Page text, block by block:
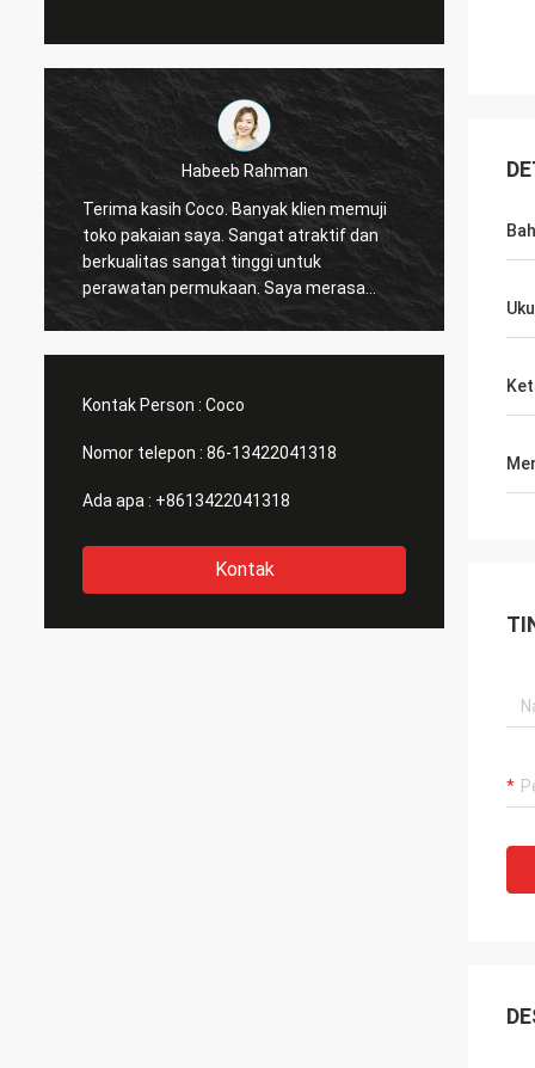
Marco galletti
Anda selalu melakukan pekerjaan dengan
baik untuk saya! Rak etalase toko natal
telah tiba. Setelah menginstal, kami akan
mengirimkan gambar. Terimakasih
banyak.
sekarang. Dan
olahraga.
Kontak Person : Coco
Nomor telepon : 86-13422041318
Ada apa : +8613422041318
Kontak